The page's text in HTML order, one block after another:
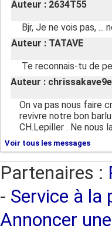
Auteur : 2634T55
Bjr, Je ne vois pas, ...
Auteur : TATAVE
Te reconnais-tu de
Auteur : chrissakave9e
On va pas nous faire
revivre notre bon
CH.Lepiller . Ne nous
Voir tous les messages
Partenaires :
- Service à la
Annoncer